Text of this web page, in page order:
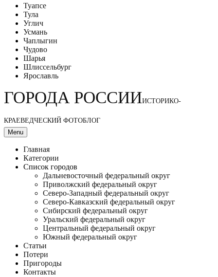
Туапсе
Тула
Углич
Усмань
Чаплыгин
Чудово
Шарья
Шлиссельбург
Ярославль
ГОРОДА РОССИИИСТОРИКО-
КРАЕВЕДЧЕСКИЙ ФОТОБЛОГ
Menu
Главная
Категории
Список городов
Дальневосточный федеральный округ
Приволжский федеральный округ
Северо-Западный федеральный округ
Северо-Кавказский федеральный округ
Сибирский федеральный округ
Уральский федеральный округ
Центральный федеральный округ
Южный федеральный округ
Статьи
Потери
Пригороды
Контакты